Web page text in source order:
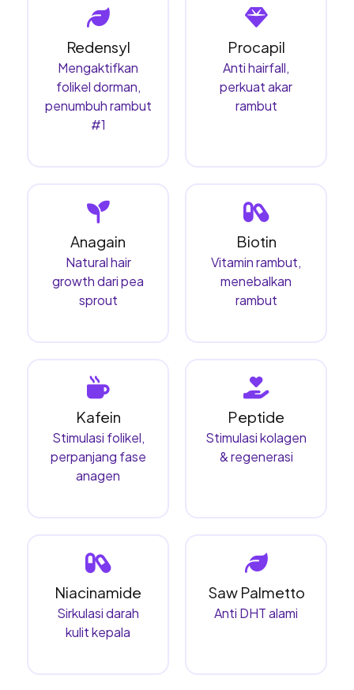
Redensyl
Mengaktifkan
folikel dorman,
penumbuh rambut
#1
Procapil
Anti hairfall,
perkuat akar
rambut
Anagain
Natural hair
growth dari pea
sprout
Biotin
Vitamin rambut,
menebalkan
rambut
Kafein
Stimulasi folikel,
perpanjang fase
anagen
Peptide
Stimulasi kolagen
& regenerasi
Niacinamide
Sirkulasi darah
kulit kepala
Saw Palmetto
Anti DHT alami